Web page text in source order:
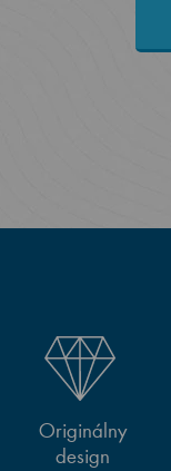
Originálny
design